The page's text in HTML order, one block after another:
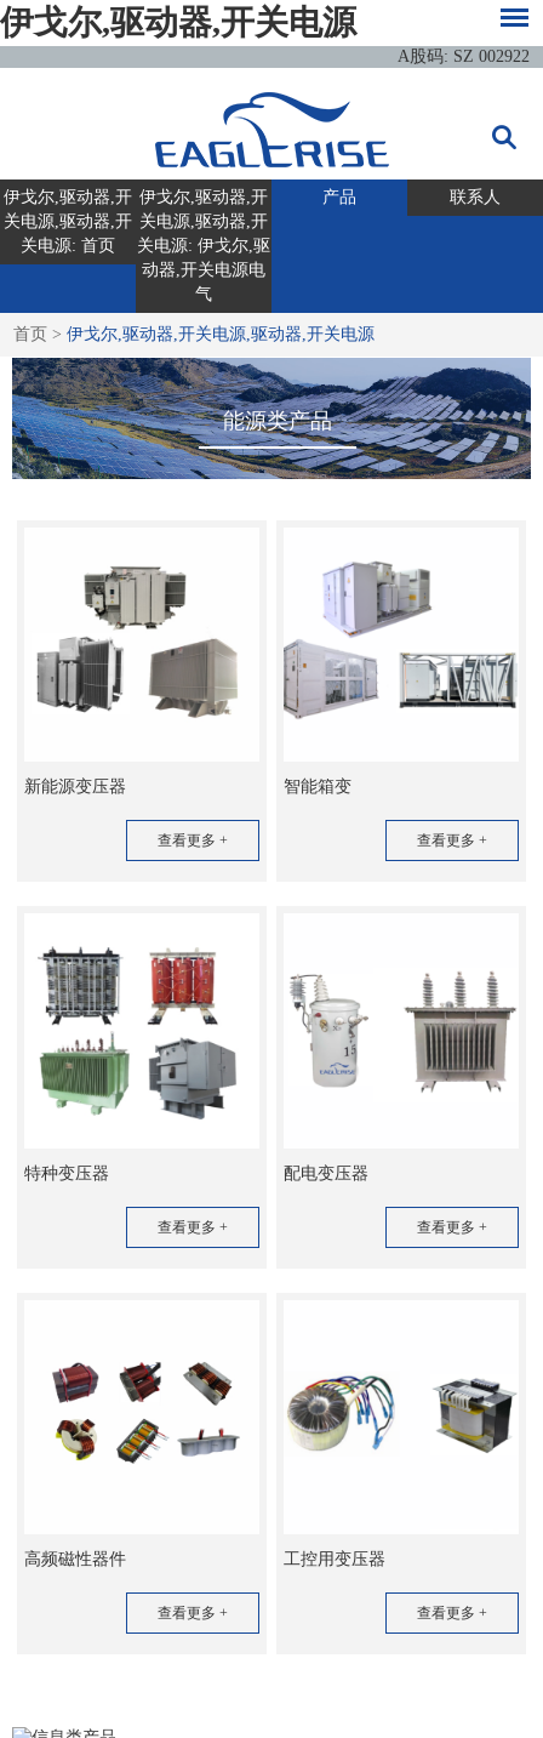
伊戈尔,驱动器,开关电源
A股码: SZ 002922
伊戈尔,驱动器,开
关电源,驱动器,开
关电源: 首页
伊戈尔,驱动器,开
关电源,驱动器,开
关电源: 伊戈尔,驱
动器,开关电源电
气
产品 联系人
首页 >伊戈尔,驱动器,开关电源,驱动器,开关电源
能源类产品
新能源变压器
查看更多 +
智能箱变
查看更多 +
特种变压器
查看更多 +
配电变压器
查看更多 +
高频磁性器件
查看更多 +
工控用变压器
查看更多 +